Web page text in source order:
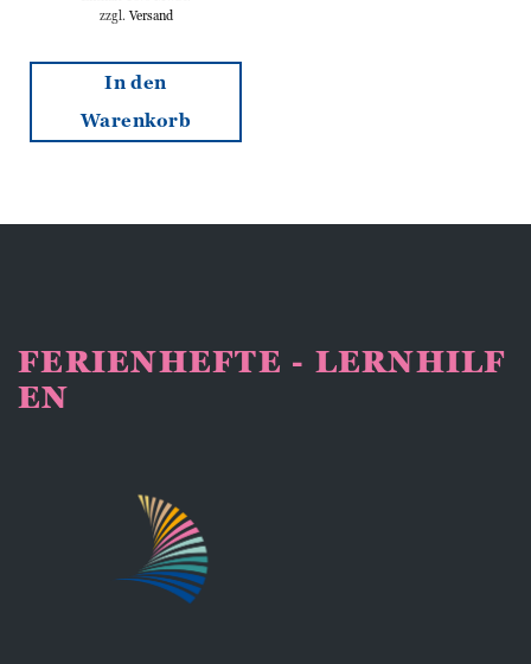
zzgl. Versand
In den
Warenkorb
FERIENHEFTE - LERNHILF
EN